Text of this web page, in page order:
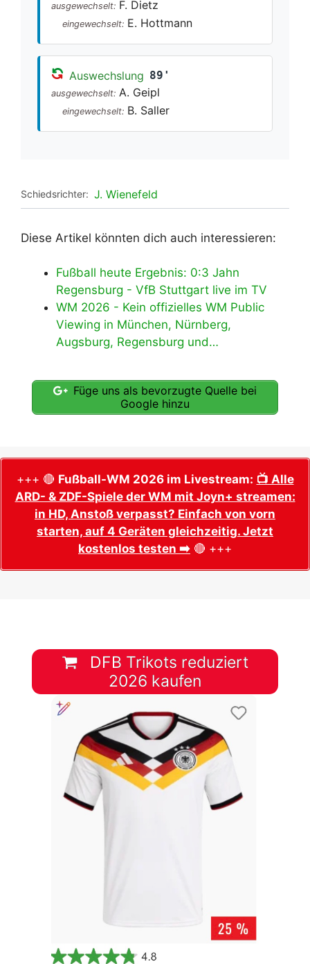
ausgewechselt: F. Dietz
eingewechselt: E. Hottmann
Auswechslung 89'
ausgewechselt: A. Geipl
eingewechselt: B. Saller
Schiedsrichter: J. Wienefeld
Diese Artikel könnten dich auch interessieren:
Fußball heute Ergebnis: 0:3 Jahn
Regensburg - VfB Stuttgart live im TV
WM 2026 - Kein offizielles WM Public
Viewing in München, Nürnberg,
Augsburg, Regensburg und…
Füge uns als bevorzugte Quelle bei
Google hinzu
+++ 🔴 Fußball-WM 2026 im Livestream: 📺 Alle
ARD- & ZDF-Spiele der WM mit Joyn+ streamen:
in HD, Anstoß verpasst? Einfach von vorn
starten, auf 4 Geräten gleichzeitig. Jetzt
kostenlos testen ➡️ 🔴 +++
DFB Trikots reduziert
2026 kaufen